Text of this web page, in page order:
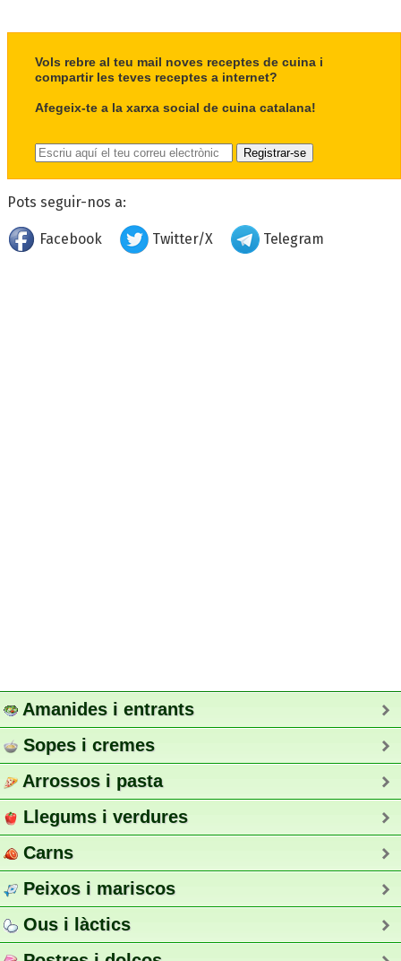
Vols rebre al teu mail noves receptes de cuina i
compartir les teves receptes a internet?
Afegeix-te a la xarxa social de cuina catalana!
Pots seguir-nos a:
Facebook Twitter/X Telegram
Amanides i entrants
Sopes i cremes
Arrossos i pasta
Llegums i verdures
Carns
Peixos i mariscos
Ous i làctics